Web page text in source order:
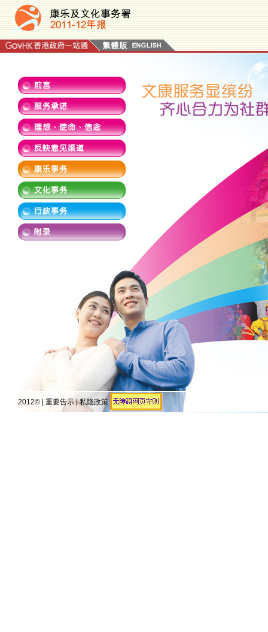
2012© | 重要告示|私隐政策